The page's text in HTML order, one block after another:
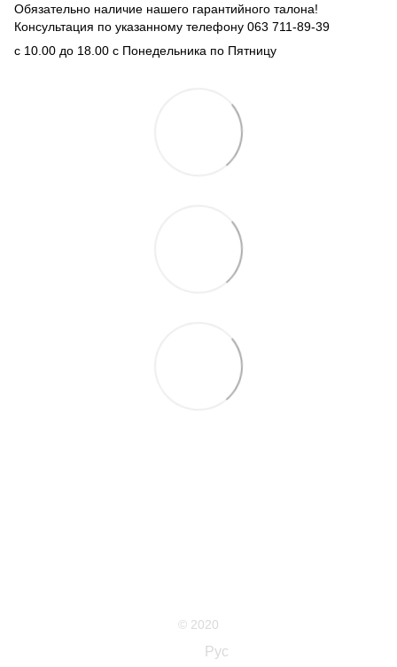
Обязательно наличие нашего гарантийного талона!
Консультация по указанному телефону 063 711-89-39
с 10.00 до 18.00 с Понедельника по Пятницу
© 2020
Рус